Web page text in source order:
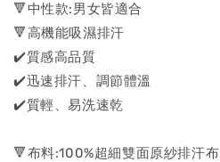
🔻中性款:男女皆適合
🔻高機能吸濕排汗
✔️質感高品質
✔️迅速排汗、調節體溫
✔️質輕、易洗速乾
🔻布料:100%超細雙面原紗排汗布